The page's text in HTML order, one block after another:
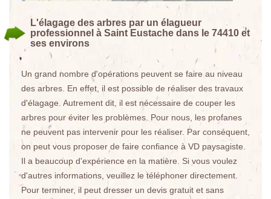
L'élagage des arbres par un élagueur
professionnel à Saint Eustache dans le 74410 et
ses environs
Un grand nombre d'opérations peuvent se faire au niveau
des arbres. En effet, il est possible de réaliser des travaux
d'élagage. Autrement dit, il est nécessaire de couper les
arbres pour éviter les problèmes. Pour nous, les profanes
ne peuvent pas intervenir pour les réaliser. Par conséquent,
on peut vous proposer de faire confiance à VD paysagiste.
Il a beaucoup d'expérience en la matière. Si vous voulez
d'autres informations, veuillez le téléphoner directement.
Pour terminer, il peut dresser un devis gratuit et sans